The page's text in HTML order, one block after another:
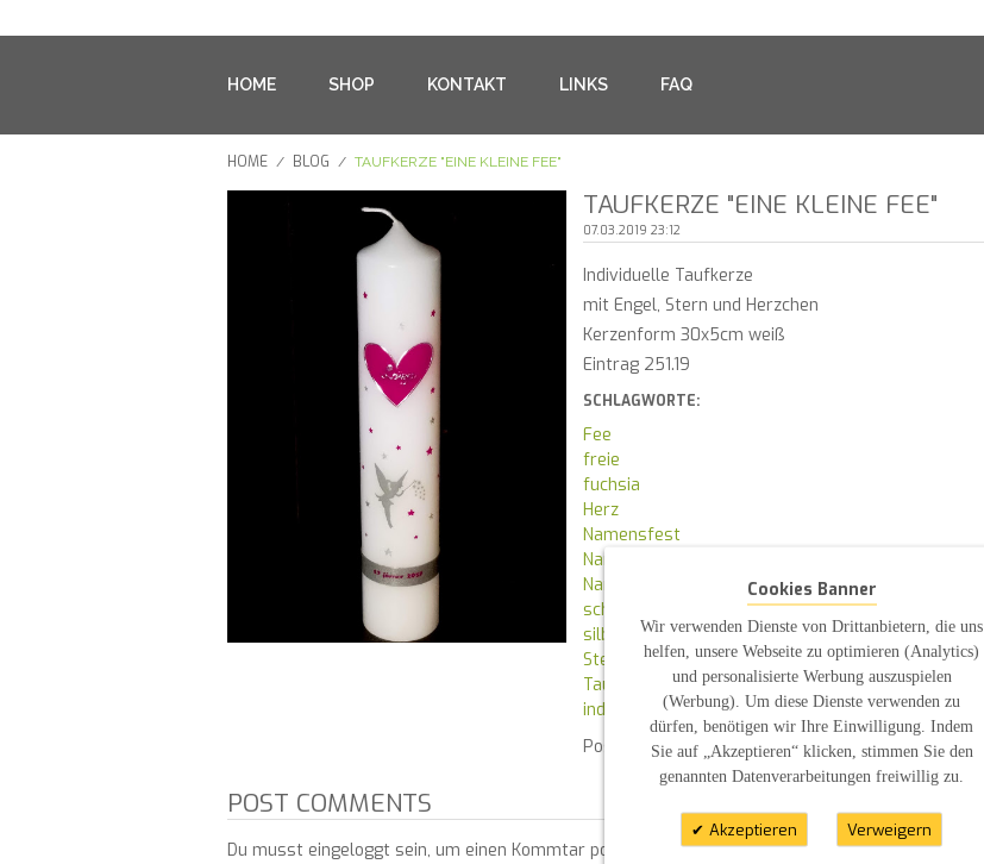
HOME SHOP KONTAKT LINKS FAQ
HOME / BLOG / TAUFKERZE "EINE KLEINE FEE"
TAUFKERZE "EINE KLEINE FEE"
07.03.2019 23:12
Individuelle Taufkerze
mit Engel, Stern und Herzchen
Kerzenform 30x5cm weiß
Eintrag 251.19
SCHLAGWORTE:
Fee
freie
fuchsia
Herz
Namensfest
Namensgebungsfest
Namensweihe
schmal
silber
Sterne
Taufkerze
individuell nach Kundenwunsch
Posted inNews By :S P
POST COMMENTS
Du musst eingeloggt sein, um einen Kommtar posten zu können.
Cookies Banner
Wir verwenden Dienste von Drittanbietern, die uns
helfen, unsere Webseite zu optimieren (Analytics)
und personalisierte Werbung auszuspielen
(Werbung). Um diese Dienste verwenden zu
dürfen, benötigen wir Ihre Einwilligung. Indem
Sie auf „Akzeptieren“ klicken, stimmen Sie den
genannten Datenverarbeitungen freiwillig zu.
Akzeptieren Verweigern